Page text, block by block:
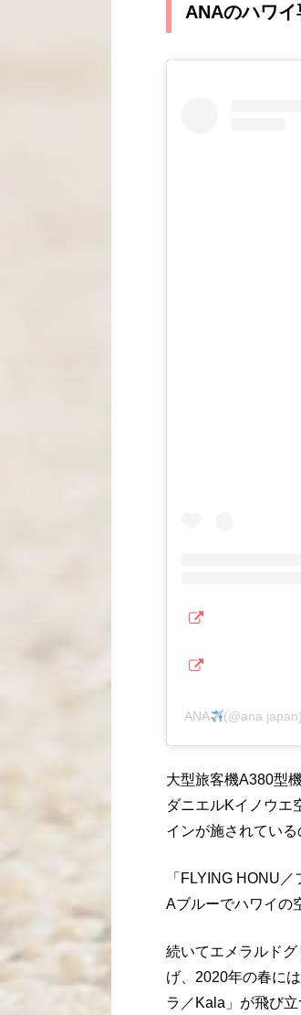
ANAのハワ
ANA
大型旅客機A380型
ダニエルKイノウエ
インが施されている
「FLYING HONU
Aブルーでハワイの
続いてエメラルド
げ、2020年の春に
ラ／Kala」が飛び立